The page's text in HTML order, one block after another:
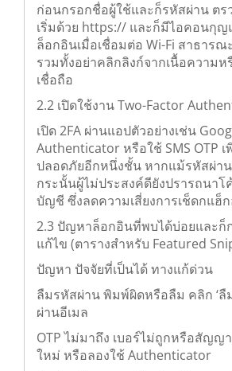
ก่อนกรอกชื่อผู้ใช้และก็รหัสผ่าน ตร
เริ่มด้วย https:// และก็มีไอคอนกุญ
ล็อกอินเมื่อเชื่อมต่อ Wi-Fi สาธารณ
รวมทั้งอย่าคลิกลิงก์จากเนื้อความห
เชื่อถือ
2.2 เปิดใช้งาน Two-Factor
เปิด 2FA ผ่านแอปตัวอย่างเช่น
Authenticator หรือใช้ SMS OTP
ปลอดภัยอีกหนึ่งชั้น หากแม้รหัสผ่า
กระนั้นผู้ไม่ประสงค์ดียังปรารถนาโ
บัญชี ซึ่งลดความเสี่ยงการเช็ดกแฮ็
2.3 ปัญหาล็อกอินที่พบได้บ่อยและก็
แก้ไข (ตารางสำหรับ Featured
ปัญหา ปัจจัยที่เป็นได้ ทางแก้ด่วน
ลืมรหัสผ่าน พิมพ์ผิดหรือลืม คลิก ‘ลื
ผ่านอีเมล
OTP ไม่มาถึง เบอร์ไม่ถูกหรือสัญญ
ใหม่ หรือลองใช้ Authenticator